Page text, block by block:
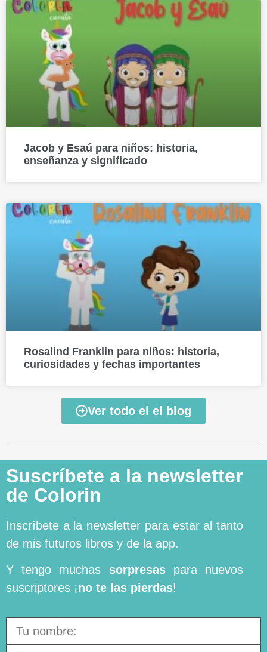
Jacob y Esaú para niños: historia,
enseñanza y significado
Rosalind Franklin para niños: historia,
curiosidades y fechas importantes
Ver todo el el blog
Suscríbete a la newsletter
de Colorin
Inscríbete a la newsletter para estar al tanto
de mis futuros libros y de la app.
Y tengo muchas sorpresaspara nuevos
suscriptores ¡no te las pierdas!